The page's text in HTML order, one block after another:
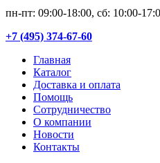
пн-пт: 09:00-18:00, сб: 10:00-
+7 (495) 374-67-60
Главная
Каталог
Доставка и оплата
Помощь
Сотрудничество
О компании
Новости
Контакты